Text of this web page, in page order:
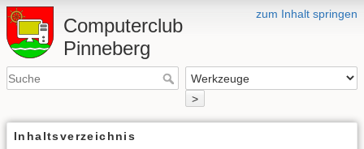
zum Inhalt springen
Computerclub
Pinneberg
>
Inhaltsverzeichnis